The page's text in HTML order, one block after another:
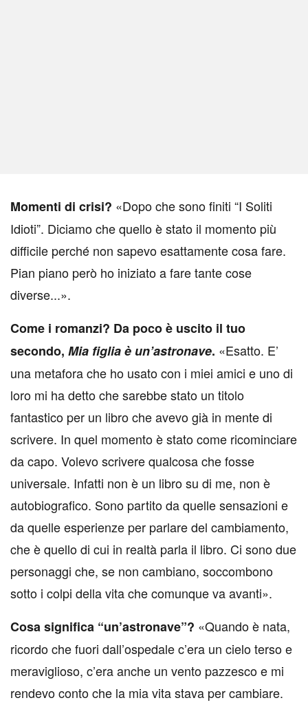
Momenti di crisi? «Dopo che sono finiti “I Soliti
Idioti”. Diciamo che quello è stato il momento più
difficile perché non sapevo esattamente cosa fare.
Pian piano però ho iniziato a fare tante cose
diverse...».
Come i romanzi? Da poco è uscito il tuo
secondo, Mia figlia è un’astronave. «Esatto. E’
una metafora che ho usato con i miei amici e uno di
loro mi ha detto che sarebbe stato un titolo
fantastico per un libro che avevo già in mente di
scrivere. In quel momento è stato come ricominciare
da capo. Volevo scrivere qualcosa che fosse
universale. Infatti non è un libro su di me, non è
autobiografico. Sono partito da quelle sensazioni e
da quelle esperienze per parlare del cambiamento,
che è quello di cui in realtà parla il libro. Ci sono due
personaggi che, se non cambiano, soccombono
sotto i colpi della vita che comunque va avanti».
Cosa significa “un’astronave”? «Quando è nata,
ricordo che fuori dall’ospedale c’era un cielo terso e
meraviglioso, c’era anche un vento pazzesco e mi
rendevo conto che la mia vita stava per cambiare.